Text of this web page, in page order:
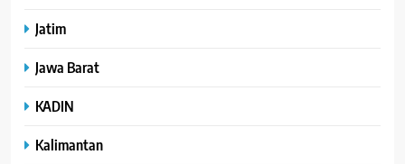
Jatim
Jawa Barat
KADIN
Kalimantan